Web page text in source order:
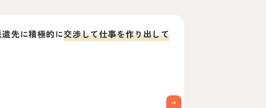
先に積極的に交渉して仕事を作り出して